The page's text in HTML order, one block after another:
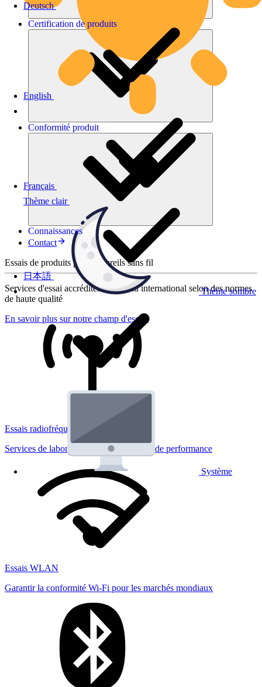
Thème clair
Thème sombre
Système
Deutsch
English
Français
日本語
Certification de produits
Conformité produit
Connaissances
Contact
Essais de produits pour appareils sans fil
Services d'essai accrédités au niveau international selon des normes
de haute qualité
En savoir plus sur notre champ d'essais
Essais radiofréquences
Services de laboratoire réglementaires et de performance
Essais WLAN
Garantir la conformité Wi-Fi pour les marchés mondiaux